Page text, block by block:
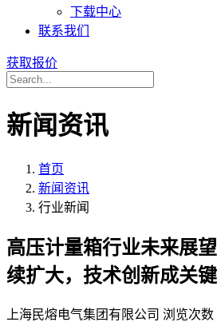
下载中心
联系我们
获取报价
新闻资讯
首页
新闻资讯
行业新闻
高压计量箱行业未来展
续扩大，技术创新成关键
上海民熔电气集团有限公司 浏览次数